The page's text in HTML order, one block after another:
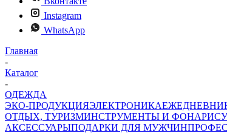
Instagram
WhatsApp
Главная
-
Каталог
-
ОДЕЖДА
ЭКО-ПРОДУКЦИЯЭЛЕКТРОНИКА
ОТДЫХ, ТУРИЗМИНСТРУМЕНТЫ И ФОНАРИ
АКСЕССУАРЫПОДАРКИ ДЛЯ МУЖЧИН